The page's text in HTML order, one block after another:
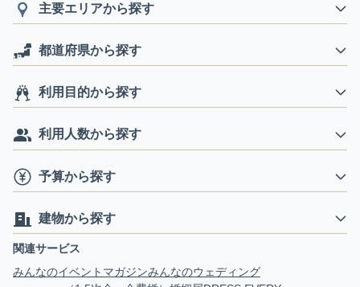
主要エリアから探す
都道府県から探す
利用目的から探す
利用人数から探す
予算から探す
建物から探す
関連サービス
みんなのイベントマガジンみんなのウェディング